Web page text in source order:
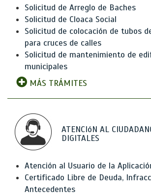
Solicitud de Arreglo de Baches
Solicitud de Cloaca Social
Solicitud de colocación de tubos
para cruces de calles
Solicitud de mantenimiento de
municipales
MÁS TRÁMITES
ATENCIóN AL
DIGITALES
Atención al Usuario de la
Certificado Libre de Deuda,
Antecedentes